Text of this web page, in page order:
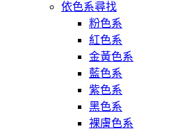
依色系尋找
粉色系
紅色系
金黃色系
藍色系
紫色系
黑色系
裸膚色系